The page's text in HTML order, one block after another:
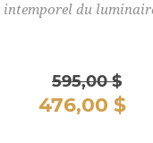
intemporel du
595,00 $
476,00 $